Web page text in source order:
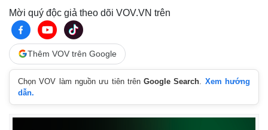
Mời quý độc giả theo dõi VOV.VN trên
Thêm VOV trên Google
Chọn VOV làm nguồn ưu tiên trênGoogle Search
Xem hướng
dẫn.